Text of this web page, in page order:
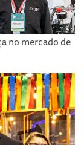
no mercado de